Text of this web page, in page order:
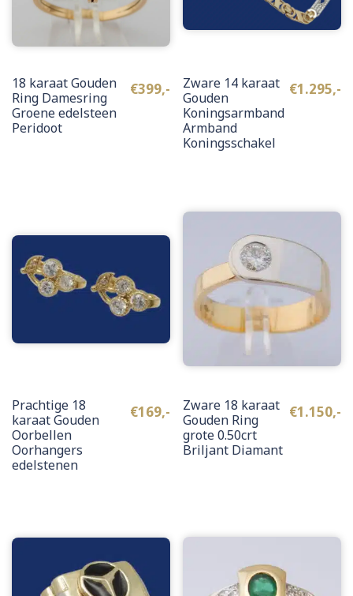
€399,-
18 karaat Gouden
Ring Damesring
Groene edelsteen
Peridoot
€1.295,-
Zware 14 karaat
Gouden
Koningsarmband
Armband
Koningsschakel
€169,-
Prachtige 18
karaat Gouden
Oorbellen
Oorhangers
edelstenen
€1.150,-
Zware 18 karaat
Gouden Ring
grote 0.50crt
Briljant Diamant